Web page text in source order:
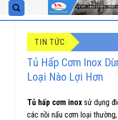
Skip
to
TIN TỨC
Tủ Hấp Cơm Inox
Loại Nào Lợi Hơn
Tủ hấp cơm inox sử dụng
các nồi nấu cơm loại